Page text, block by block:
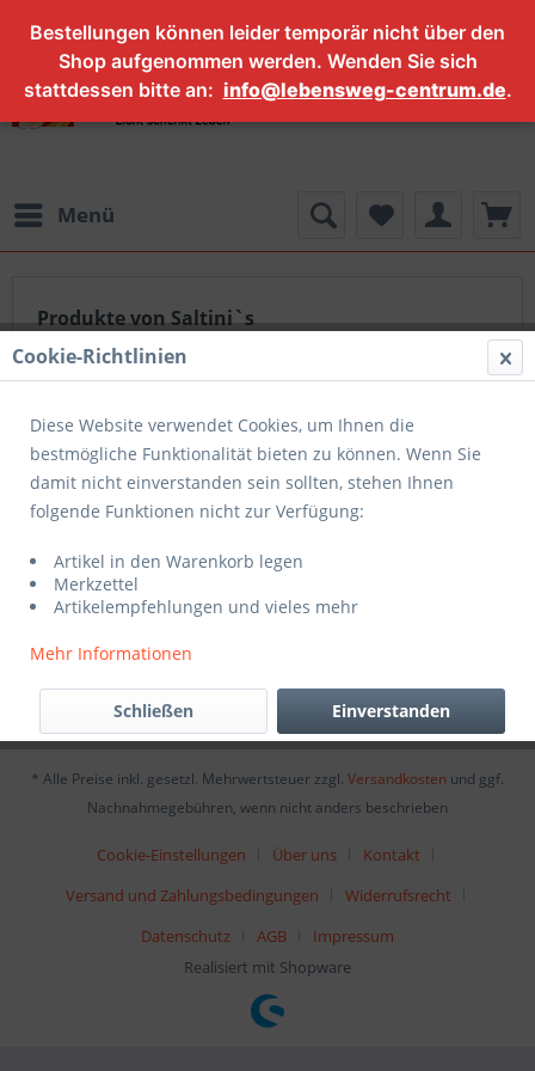
Bestellungen können leider temporär nicht über den
Shop aufgenommen werden. Wenden Sie sich
stattdessen bitte an: info@lebensweg-centrum.de.
Menü
Produkte von Saltini`s
Service Hotline
Shop Service
Informationen
Newsletter
* Alle Preise inkl. gesetzl. Mehrwertsteuer zzgl. Versandkosten und ggf.
Nachnahmegebühren, wenn nicht anders beschrieben
Cookie-Einstellungen Über uns
Kontakt
Versand und Zahlungsbedingungen
Widerrufsrecht
Datenschutz
AGB
Impressum
Realisiert mit Shopware
Cookie-Richtlinien
Diese Website verwendet Cookies, um Ihnen die
bestmögliche Funktionalität bieten zu können. Wenn Sie
damit nicht einverstanden sein sollten, stehen Ihnen
folgende Funktionen nicht zur Verfügung:
Artikel in den Warenkorb legen
Merkzettel
Artikelempfehlungen und vieles mehr
Mehr Informationen
Einverstanden
Schließen